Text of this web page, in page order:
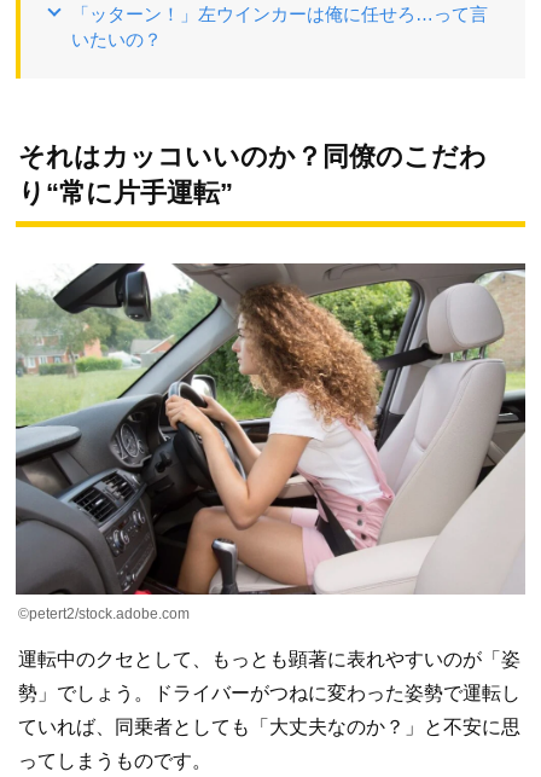
「ッターン！」左ウインカーは俺に任せろ…って言
いたいの？
それはカッコいいのか？同僚のこだわ
り“常に片手運転”
©petert2/stock.adobe.com
運転中のクセとして、もっとも顕著に表れやすいのが「姿
勢」でしょう。ドライバーがつねに変わった姿勢で運転し
ていれば、同乗者としても「大丈夫なのか？」と不安に思
ってしまうものです。